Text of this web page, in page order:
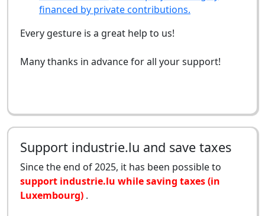
financed by private contributions.
Every gesture is a great help to us!
Many thanks in advance for all your support!
Support industrie.lu and save taxes
Since the end of 2025, it has been possible to
support industrie.lu while saving taxes (in
Luxembourg) .